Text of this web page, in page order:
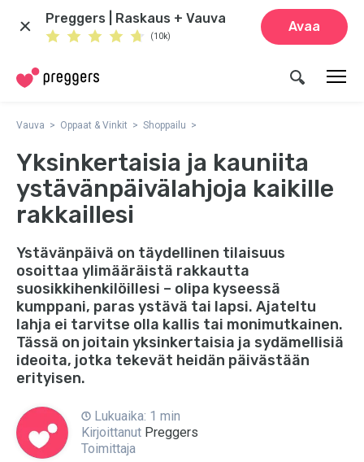
Preggers | Raskaus + Vauva
(10k)
Avaa
Vauva Oppaat & Vinkit Shoppailu
Yksinkertaisia ja kauniita
ystävänpäivälahjoja kaikille
rakkaillesi
Ystävänpäivä on täydellinen tilaisuus
osoittaa ylimääräistä rakkautta
suosikkihenkilöillesi – olipa kyseessä
kumppani, paras ystävä tai lapsi. Ajateltu
lahja ei tarvitse olla kallis tai monimutkainen.
Tässä on joitain yksinkertaisia ja sydämellisiä
ideoita, jotka tekevät heidän päivästään
erityisen.
Lukuaika: 1 min
Kirjoittanut Preggers
Toimittaja